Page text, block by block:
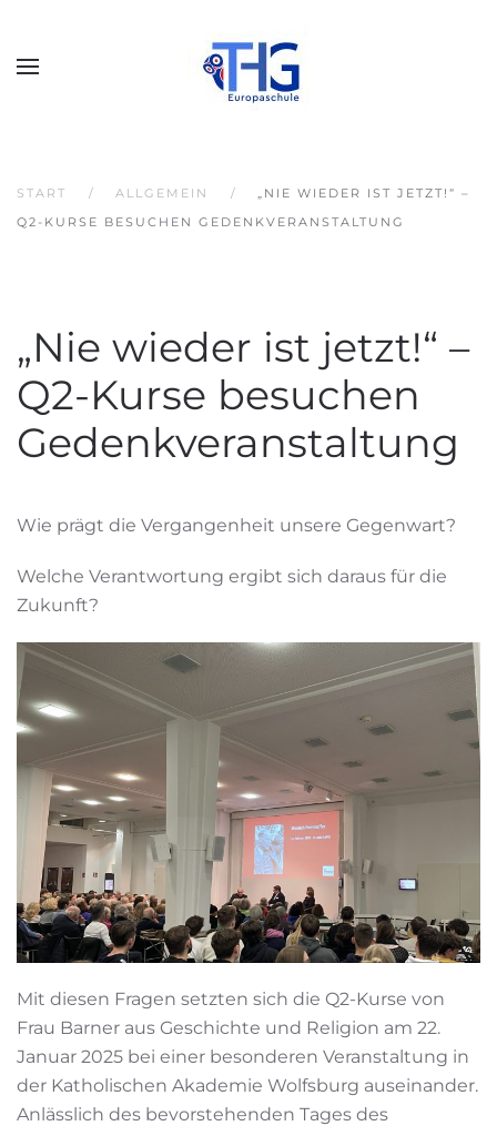
START ALLGEMEIN
„NIE WIEDER IST JETZT!“ –
Q2-KURSE BESUCHEN GEDENKVERANSTALTUNG
„Nie wieder ist jetzt!“ –
Q2-Kurse besuchen
Gedenkveranstaltung
Wie prägt die Vergangenheit unsere Gegenwart?
Welche Verantwortung ergibt sich daraus für die
Zukunft?
Mit diesen Fragen setzten sich die Q2-Kurse von
Frau Barner aus Geschichte und Religion am 22.
Januar 2025 bei einer besonderen Veranstaltung in
der Katholischen Akademie Wolfsburg auseinander.
Anlässlich des bevorstehenden Tages des